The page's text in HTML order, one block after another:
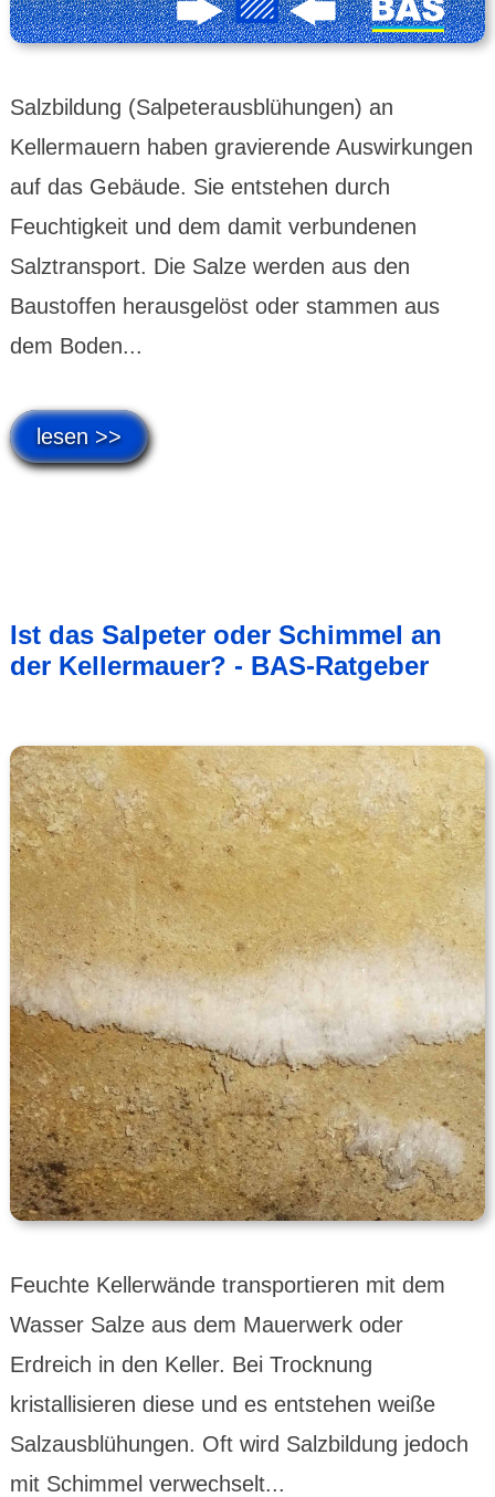
Salzbildung (Salpeterausblühungen) an
Kellermauern haben gravierende Auswirkungen
auf das Gebäude. Sie entstehen durch
Feuchtigkeit und dem damit verbundenen
Salztransport. Die Salze werden aus den
Baustoffen herausgelöst oder stammen aus
dem Boden...
lesen >>
Ist das Salpeter oder Schimmel an
der Kellermauer? - BAS-Ratgeber
Feuchte Kellerwände transportieren mit dem
Wasser Salze aus dem Mauerwerk oder
Erdreich in den Keller. Bei Trocknung
kristallisieren diese und es entstehen weiße
Salzausblühungen. Oft wird Salzbildung jedoch
mit Schimmel verwechselt...